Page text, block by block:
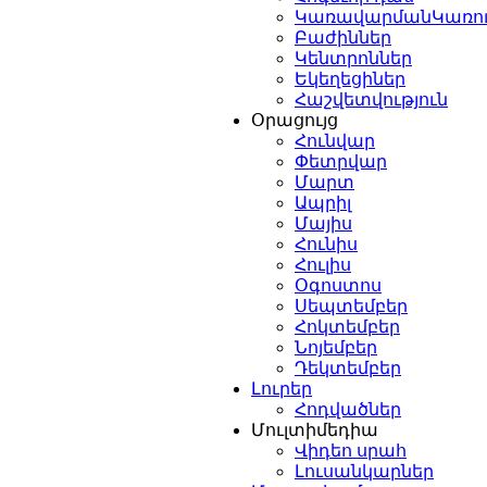
Բաժիններ
Կենտրոններ
Եկեղեցիներ
Հաշվետվություն
Օրացույց
Հունվար
Փետրվար
Մարտ
Ապրիլ
Մայիս
Հունիս
Հուլիս
Օգոստոս
Սեպտեմբեր
Հոկտեմբեր
Նոյեմբեր
Դեկտեմբեր
Լուրեր
Հոդվածներ
Մուլտիմեդիա
Վիդեո սրահ
Լուսանկարներ